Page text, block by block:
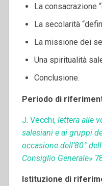
La consacrazione
La secolarità
La missione dei
Una spiritualità
Conclusione.
Periodo di
J. Vecchi, lettera alle
salesiani e ai gruppi
occasione dell’80°
Consiglio Generale»
Istituzione di